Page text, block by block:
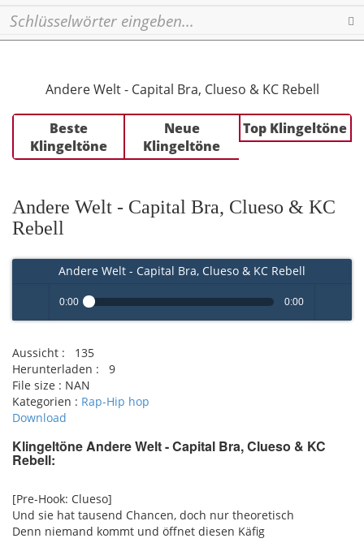
Andere Welt - Capital Bra, Clueso & KC Rebell
Beste
Klingeltöne
Neue
Klingeltöne
Top Klingeltöne
Andere Welt - Capital Bra, Clueso & KC
Rebell
Andere Welt - Capital Bra, Clueso & KC Rebell
Play /
0:00 0:00
Aussicht :
135
Herunterladen :
9
File size : NAN
Kategorien : Rap-Hip hop
Download
Klingeltöne Andere Welt - Capital Bra, Clueso & KC
Rebell:
[Pre-Hook: Clueso]
Und sie hat tausend Chancen, doch nur theoretisch
Denn niemand kommt und öffnet diesen Käfig